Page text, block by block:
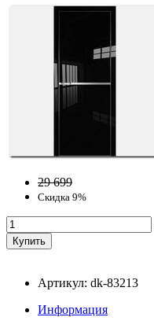
29 699
Скидка 9%
Артикул: dk-83213
Информация